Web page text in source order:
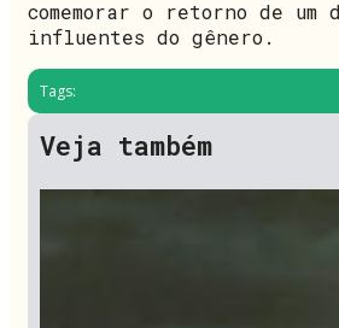
comemorar o retorno de um
influentes do gênero.
Tags:
Veja também